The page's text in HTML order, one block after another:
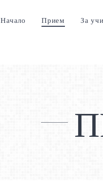
Начало Прием За